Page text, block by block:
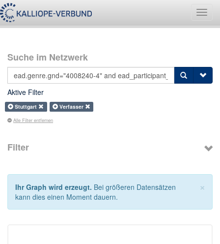
Suche im Netzwerk
Aktive Filter
Stuttgart Verfasser
Alle Filter entfernen
Filter
×
Ihr Graph wird erzeugt. Bei größeren Datensätzen
kann dies einen Moment dauern.